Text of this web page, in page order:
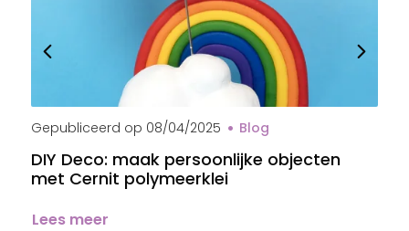
Gepubliceerd op 08/04/2025 Blog
DIY Deco: maak persoonlijke objecten
met Cernit polymeerklei
Lees meer